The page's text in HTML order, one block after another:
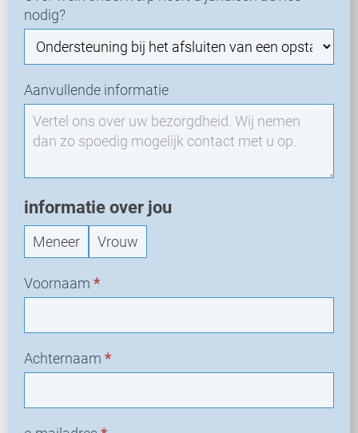
N
w
r
a
nodig?
Aanvullende informatie
informatie over jou
Meneer Vrouw
Voornaam *
Achternaam *